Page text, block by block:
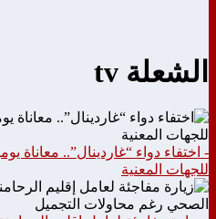
الشعلة tv
- اختفاء دواء “غاردينال”.. معاناة
للجهات المعنية